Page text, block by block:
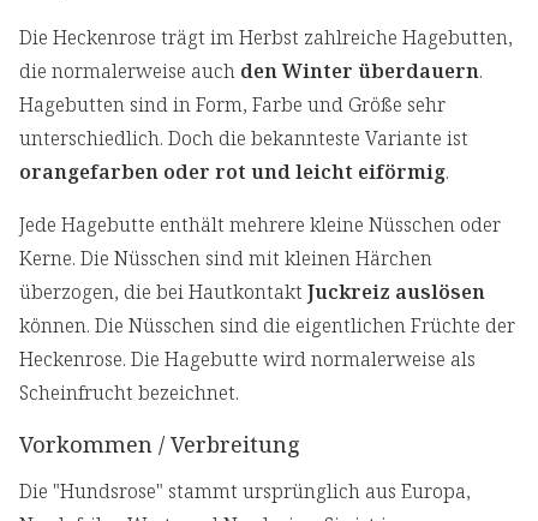
Die Heckenrose trägt im Herbst zahlreiche Hagebutten,
die normalerweise auch den Winter überdauern.
Hagebutten sind in Form, Farbe und Größe sehr
unterschiedlich. Doch die bekannteste Variante ist
orangefarben oder rot und leicht eiförmig.
Jede Hagebutte enthält mehrere kleine Nüsschen oder
Kerne. Die Nüsschen sind mit kleinen Härchen
überzogen, die bei Hautkontakt Juckreiz auslösen
können. Die Nüsschen sind die eigentlichen Früchte der
Heckenrose. Die Hagebutte wird normalerweise als
Scheinfrucht bezeichnet.
Vorkommen / Verbreitung
Die "Hundsrose" stammt ursprünglich aus Europa,